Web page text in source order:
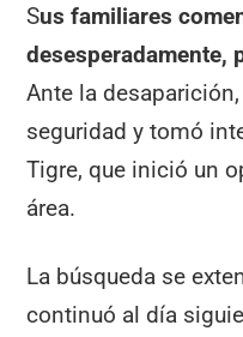
Sus familiares
desesperadamente,
Ante la
seguridad y tomó
Tigre, que inició un
área.
La búsqueda se
continuó al día